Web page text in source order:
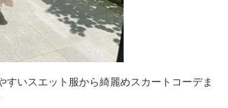
いスエット服から綺麗めスカートコーデま